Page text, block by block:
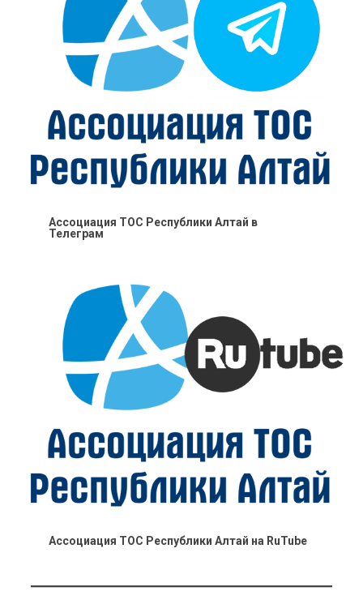
Ассоциация ТОС Республики Алтай в
Телеграм
Ассоциация ТОС Республики Алтай на RuTube